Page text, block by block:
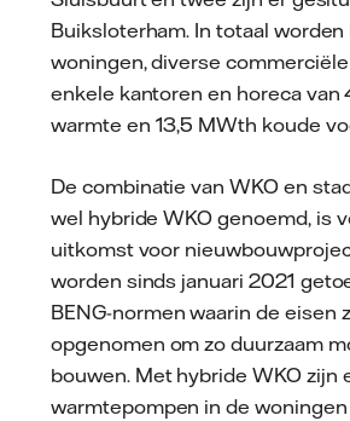
Buiksloterham. In totaal
woningen, diverse
enkele kantoren en horeca van
warmte en 13,5 MWth koude
De combinatie van WKO en
wel hybride WKO genoemd, is
uitkomst voor
worden sinds januari 2021
BENG-normen waarin de eisen
opgenomen om zo duurzaam
bouwen. Met hybride WKO zijn
warmtepompen in de